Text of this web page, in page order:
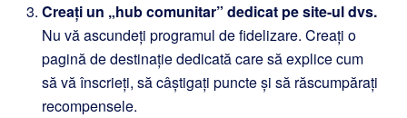
Creați un „hub comunitar” dedicat pe site-ul dvs.
Nu vă ascundeți programul de fidelizare. Creați o
pagină de destinație dedicată care să explice cum
să vă înscrieți, să câștigați puncte și să răscumpărați
recompensele.